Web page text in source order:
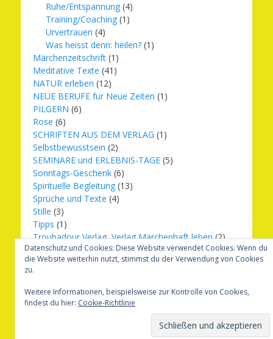
Ruhe/Entspannung (4)
Training/Coaching (1)
Urvertrauen (4)
Was heisst denn: heilen? (1)
Märchenzeitschrift (1)
Meditative Texte (41)
NATUR erleben (12)
NEUE BERUFE für Neue Zeiten (1)
PILGERN (6)
Rose (6)
SCHRIFTEN AUS DEM VERLAG (1)
Selbstbewusstsein (2)
SEMINARE und ERLEBNIS-TAGE (5)
Sonntags-Geschenk (6)
Spirituelle Begleitung (13)
Sprüche und Texte (4)
Stille (3)
Tipps (1)
Troubadour Verlag, Verlag Märchenhaft leben(2)
Übungen (1)
Urbilder(20)
Verlag Märchenhaft leben
Weihnachten(16)
Datenschutz und Cookies: Diese Website verwendet Cookies. Wenn du
die Website weiterhin nutzt, stimmst du der Verwendung von Cookies
zu.
Weitere Informationen, beispielsweise zur Kontrolle von Cookies,
findest du hier: Cookie-Richtlinie
Märchenhaft und erfüllt leben. Alle